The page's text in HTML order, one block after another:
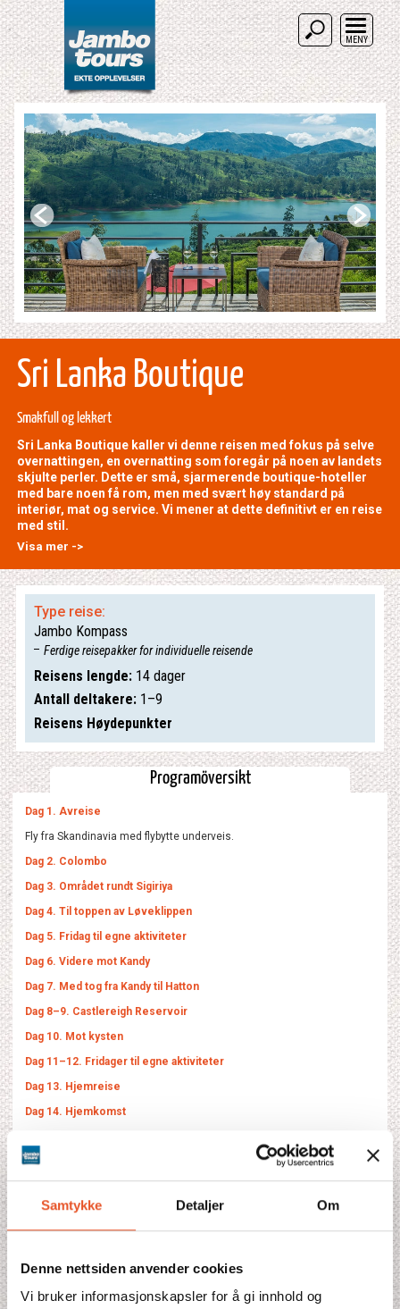
Samtykke Detaljer Om
Denne nettsiden anvender cookies
Vi bruker informasjonskapsler for å gi innhold og
MENY
Sri Lanka Boutique
Smakfull og lekkert
Sri Lanka Boutique kaller vi denne reisen med fokus på selve
overnattingen, en overnatting som foregår på noen av landets
skjulte perler. Dette er små, sjarmerende boutique-hoteller
med bare noen få rom, men med svært høy standard på
interiør, mat og service. Vi mener at dette definitivt er en reise
med stil.
Visa mer ->
Type reise:
Jambo Kompass
Ferdige reisepakker for individuelle reisende
Reisens lengde: 14 dager
Antall deltakere: 1–9
Reisens Høydepunkter
Programöversikt
Dag 1. Avreise
Fly fra Skandinavia med flybytte underveis.
Dag 2. Colombo
Dag 3. Området rundt Sigiriya
Dag 4. Til toppen av Løveklippen
Dag 5. Fridag til egne aktiviteter
Dag 6. Videre mot Kandy
Dag 7. Med tog fra Kandy til Hatton
Dag 8–9. Castlereigh Reservoir
Dag 10. Mot kysten
Dag 11–12. Fridager til egne aktiviteter
Dag 13. Hjemreise
Dag 14. Hjemkomst
Kombinationer